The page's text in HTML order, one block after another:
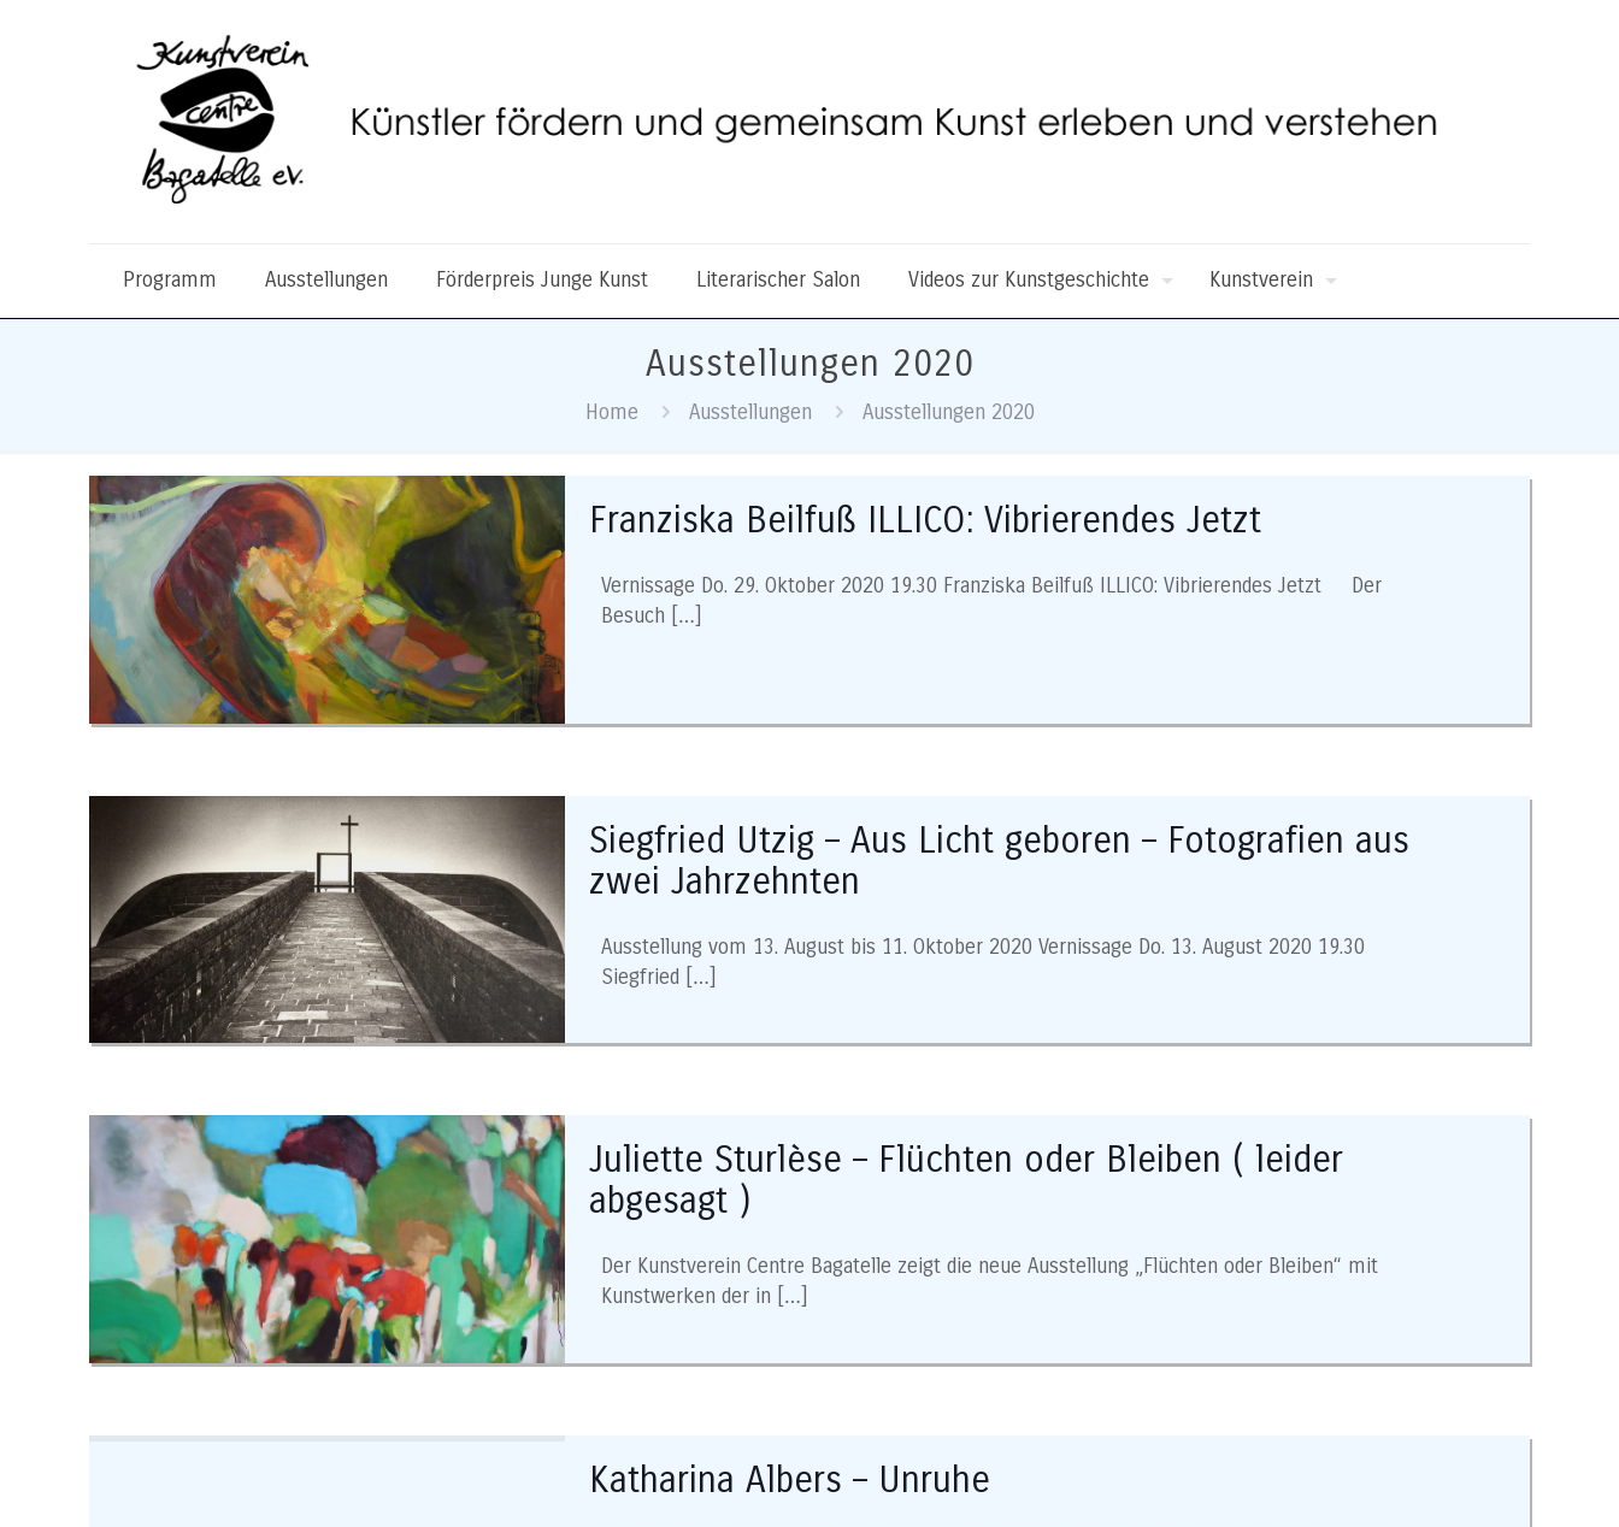
Programm Ausstellungen Förderpreis Junge Kunst Literarischer Salon Videos zur Kunstgeschichte Kunstverein
Ausstellungen 2020
Home Ausstellungen Ausstellungen 2020
Franziska Beilfuß ILLICO: Vibrierendes Jetzt
Vernissage Do. 29. Oktober 2020 19.30 Franziska Beilfuß ILLICO: Vibrierendes Jetzt Der
Besuch […]
Siegfried Utzig – Aus Licht geboren – Fotografien aus
zwei Jahrzehnten
Ausstellung vom 13. August bis 11. Oktober 2020 Vernissage Do. 13. August 2020 19.30
Siegfried […]
Juliette Sturlèse – Flüchten oder Bleiben ( leider
abgesagt )
Der Kunstverein Centre Bagatelle zeigt die neue Ausstellung „Flüchten oder Bleiben“ mit
Kunstwerken der in […]
Katharina Albers – Unruhe